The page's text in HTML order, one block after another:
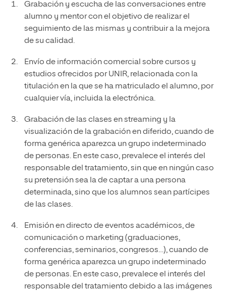
Grabación y escucha de las conversaciones entre
alumno y mentor con el objetivo de realizar el
seguimiento de las mismas y contribuir a la mejora
de su calidad.
Envío de información comercial sobre cursos y
estudios ofrecidos por UNIR, relacionada con la
titulación en la que se ha matriculado el alumno, por
cualquier vía, incluida la electrónica.
Grabación de las clases en streaming y la
visualización de la grabación en diferido, cuando de
forma genérica aparezca un grupo indeterminado
de personas. En este caso, prevalece el interés del
responsable del tratamiento, sin que en ningún caso
su pretensión sea la de captar a una persona
determinada, sino que los alumnos sean partícipes
de las clases.
Emisión en directo de eventos académicos, de
comunicación o marketing (graduaciones,
conferencias, seminarios, congresos…), cuando de
forma genérica aparezca un grupo indeterminado
de personas. En este caso, prevalece el interés del
responsable del tratamiento debido a las imágenes